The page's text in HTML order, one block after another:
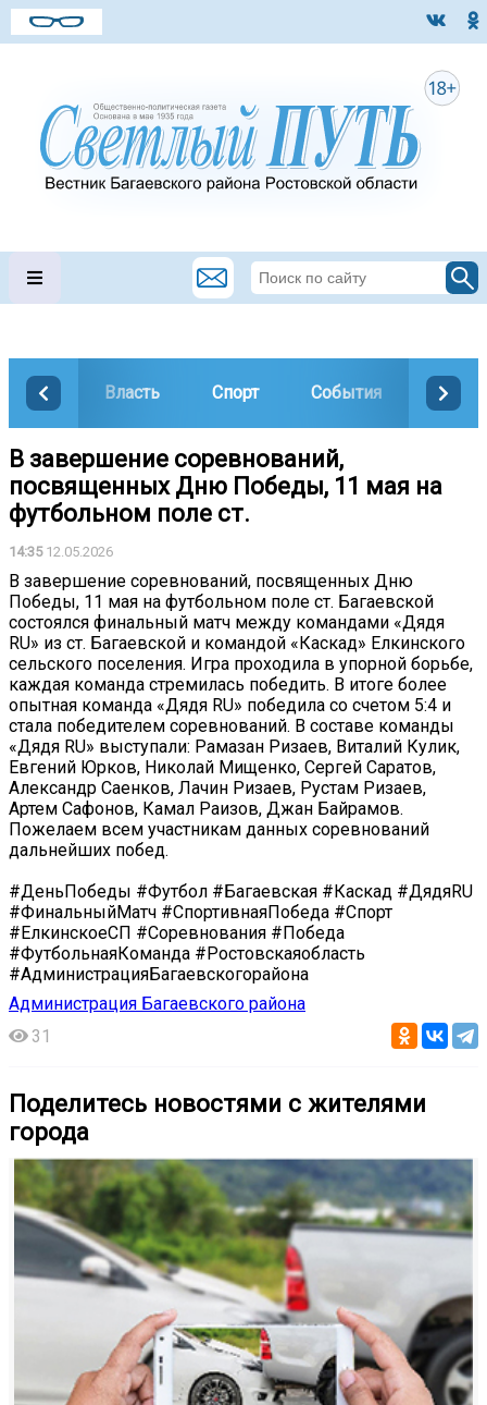
Власть Спорт События
В завершение соревнований,
посвященных Дню Победы, 11 мая на
футбольном поле ст.
14:3512.05.2026
В завершение соревнований, посвященных Дню
Победы, 11 мая на футбольном поле ст. Багаевской
состоялся финальный матч между командами «Дядя
RU» из ст. Багаевской и командой «Каскад» Елкинского
сельского поселения. Игра проходила в упорной борьбе,
каждая команда стремилась победить. В итоге более
опытная команда «Дядя RU» победила со счетом 5:4 и
стала победителем соревнований. В составе команды
«Дядя RU» выступали: Рамазан Ризаев, Виталий Кулик,
Евгений Юрков, Николай Мищенко, Сергей Саратов,
Александр Саенков, Лачин Ризаев, Рустам Ризаев,
Артем Сафонов, Камал Раизов, Джан Байрамов.
Пожелаем всем участникам данных соревнований
дальнейших побед.
#ДеньПобеды #Футбол #Багаевская #Каскад #ДядяRU
#ФинальныйМатч #СпортивнаяПобеда #Спорт
#ЕлкинскоеСП #Соревнования #Победа
#ФутбольнаяКоманда #Ростовскаяобласть
#АдминистрацияБагаевскогорайона
Администрация Багаевского района
31
Поделитесь новостями с жителями
города